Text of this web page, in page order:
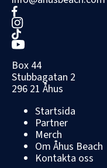
Box 44
Stubbagatan 2
296 21 Åhus
Startsida
Partner
Merch
Om Åhus Beach
Kontakta oss